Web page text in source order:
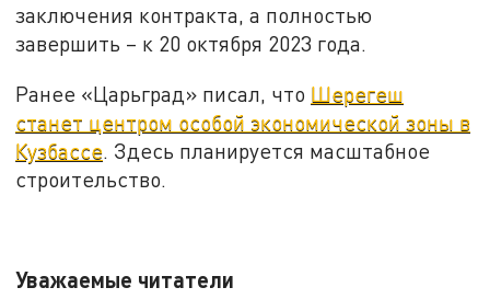
заключения контракта, а полностью
завершить – к 20 октября 2023 года.
Ранее «Царьград» писал, что Шерегеш
станет центром особой экономической зоны в
Кузбассе . Здесь планируется масштабное
строительство.
Уважаемые читатели